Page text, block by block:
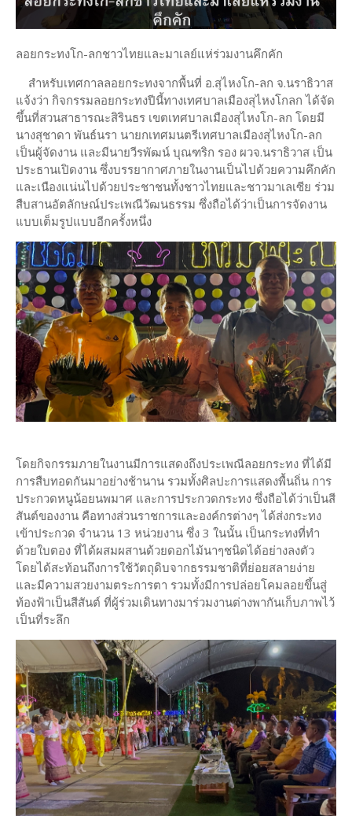
ลอยกระทงโก-ลกชาวไทยและมาเลย์แห่ร่วมงานคึกคัก
สำหรับเทศกาลลอยกระทงจากพื้นที่ อ.สุไหงโก-ลก จ.นราธิวาส
แจ้งว่า กิจกรรมลอยกระทงปีนี้ทางเทศบาลเมืองสุไหงโกลก ได้จัด
ขึ้นที่สวนสาธารณะสิรินธร เขตเทศบาลเมืองสุไหงโก-ลก โดยมี
นางสุชาดา พันธ์นรา นายกเทศมนตรีเทศบาลเมืองสุไหงโก-ลก
เป็นผู้จัดงาน และมีนายวีรพัฒน์ บุณฑริก รอง ผวจ.นราธิวาส เป็น
ประธานเปิดงาน ซึ่งบรรยากาศภายในงานเป็นไปด้วยความคึกคัก
และเนืองแน่นไปด้วยประชาชนทั้งชาวไทยและชาวมาเลเซีย ร่วม
สืบสานอัตลักษณ์ประเพณีวัฒนธรรม ซึ่งถือได้ว่าเป็นการจัดงาน
แบบเต็มรูปแบบอีกครั้งหนึ่ง
โดยกิจกรรมภายในงานมีการแสดงถึงประเพณีลอยกระทง ที่ได้มี
การสืบทอดกันมาอย่างช้านาน รวมทั้งศิลปะการแสดงพื้นถิ่น การ
ประกวดหนูน้อยนพมาศ และการประกวดกระทง ซึ่งถือได้ว่าเป็นสี
สันต์ของงาน คือทางส่วนราชการและองค์กรต่างๆ ได้ส่งกระทง
เข้าประกวด จำนวน 13 หน่วยงาน ซึ่ง 3 ในนั้น เป็นกระทงที่ทำ
ด้วยใบตอง ที่ได้ผสมผสานด้วยดอกไม้นาๆชนิดได้อย่างลงตัว
โดยได้สะท้อนถึงการใช้วัตถุดิบจากธรรมชาติที่ย่อยสลายง่าย
และมีความสวยงามตระการตา รวมทั้งมีการปล่อยโคมลอยขึ้นสู่
ท้องฟ้าเป็นสีสันต์ ที่ผู้ร่วมเดินทางมาร่วมงานต่างพากันเก็บภาพไว้
เป็นที่ระลึก